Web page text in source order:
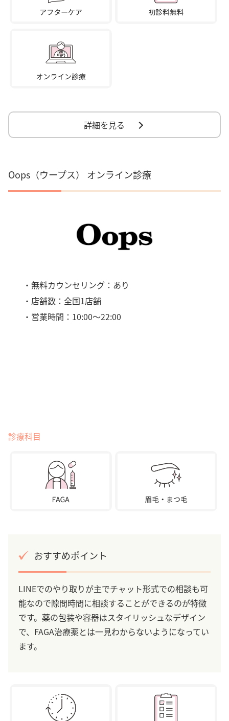
詳細を見る
Oops（ウープス） オンライン診療
・無料カウンセリング：あり
・店舗数：全国1店舗
・営業時間：10:00～22:00
診療科目
おすすめポイント
LINEでのやり取りが主でチャット形式での相談も可
能なので隙間時間に相談することができるのが特徴
です。薬の包装や容器はスタイリッシュなデザイン
で、FAGA治療薬とは一見わからないようになってい
ます。